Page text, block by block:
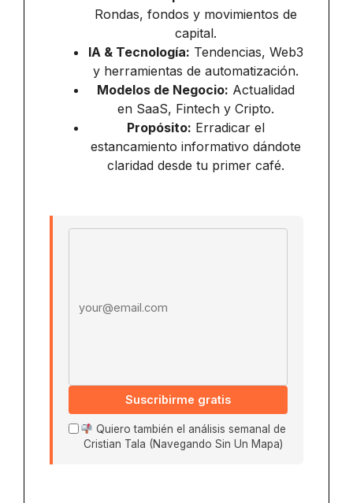
Rondas, fondos y movimientos de
capital.
IA & Tecnología: Tendencias, Web3
y herramientas de automatización.
Modelos de Negocio: Actualidad
en SaaS, Fintech y Cripto.
Propósito: Erradicar el
estancamiento informativo dándote
claridad desde tu primer café.
Suscribirme gratis
Quiero también el análisis semanal de
Cristian Tala (Navegando Sin Un Mapa)